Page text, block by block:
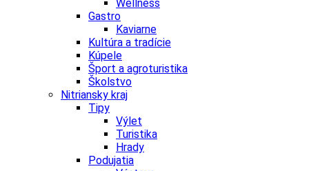
Wellness
Gastro
Kaviarne
Kultúra a tradície
Kúpele
Šport a agroturistika
Školstvo
Nitriansky kraj
Tipy
Výlet
Turistika
Hrady
Podujatia